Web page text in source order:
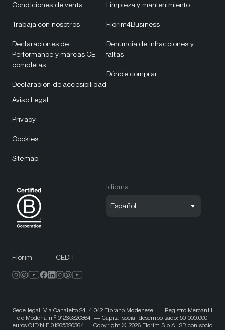
Condiciones de venta
Trabaja con nosotros
Declaraciones de
Performance y marcas CE
completas
Declaración de accesibilidad
Limpieza y mantenimiento
Florim4Business
Denuncia de infracciones y
faltas
Dónde comprar
Aviso Legal
Privacy
Cookies
Sitemap
Idioma
Español
Florim CEDIT
Sede legal: Via Canaletto 24, 41042 Fiorano Modenese. — Registro Mercantil
de Módena n.º 01265320364. — Capital social desembolsado: 50.000.000
euros CIF/NIF 01265320364 — Copyright © 2026 Florim S.p.A. SB con socio